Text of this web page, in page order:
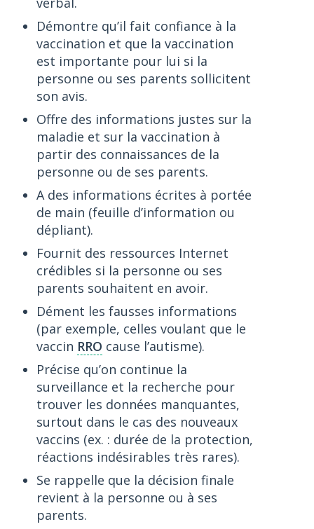
Démontre qu’il fait confiance à la
vaccination et que la vaccination
est importante pour lui si la
personne ou ses parents sollicitent
son avis.
Offre des informations justes sur la
maladie et sur la vaccination à
partir des connaissances de la
personne ou de ses parents.
A des informations écrites à portée
de main (feuille d’information ou
dépliant).
Fournit des ressources Internet
crédibles si la personne ou ses
parents souhaitent en avoir.
Dément les fausses informations
(par exemple, celles voulant que le
vaccin RRO cause l’autisme).
Précise qu’on continue la
surveillance et la recherche pour
trouver les données manquantes,
surtout dans le cas des nouveaux
vaccins (ex. : durée de la protection,
réactions indésirables très rares).
Se rappelle que la décision finale
revient à la personne ou à ses
parents.